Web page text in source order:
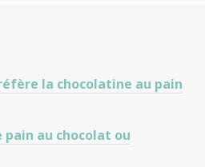
la chocolatine au pain
pain au chocolat ou